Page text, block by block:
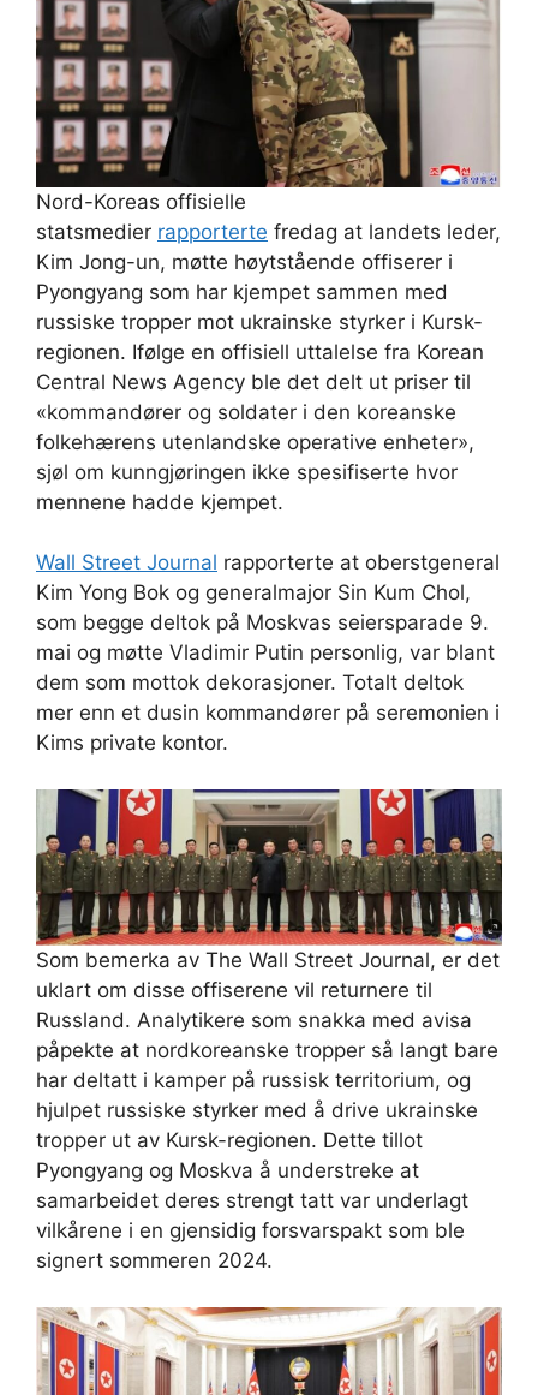
Nord-Koreas offisielle
statsmedier rapporterte fredag ​​at landets leder,
Kim Jong-un, møtte høytstående offiserer i
Pyongyang som har kjempet sammen med
russiske tropper mot ukrainske styrker i Kursk-
regionen. Ifølge en offisiell uttalelse fra Korean
Central News Agency ble det delt ut priser til
«kommandører og soldater i den koreanske
folkehærens utenlandske operative enheter»,
sjøl om kunngjøringen ikke spesifiserte hvor
mennene hadde kjempet.
Wall Street Journal rapporterte at oberstgeneral
Kim Yong Bok og generalmajor Sin Kum Chol,
som begge deltok på Moskvas seiersparade 9.
mai og møtte Vladimir Putin personlig, var blant
dem som mottok dekorasjoner. Totalt deltok
mer enn et dusin kommandører på seremonien i
Kims private kontor.
Som bemerka av The Wall Street Journal, er det
uklart om disse offiserene vil returnere til
Russland. Analytikere som snakka med avisa
påpekte at nordkoreanske tropper så langt bare
har deltatt i kamper på russisk territorium, og
hjulpet russiske styrker med å drive ukrainske
tropper ut av Kursk-regionen. Dette tillot
Pyongyang og Moskva å understreke at
samarbeidet deres strengt tatt var underlagt
vilkårene i en gjensidig forsvarspakt som ble
signert sommeren 2024.